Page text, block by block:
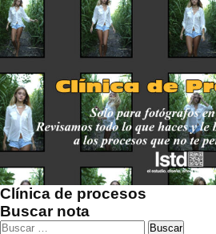
Clínica de procesos
Buscar nota
Buscar: